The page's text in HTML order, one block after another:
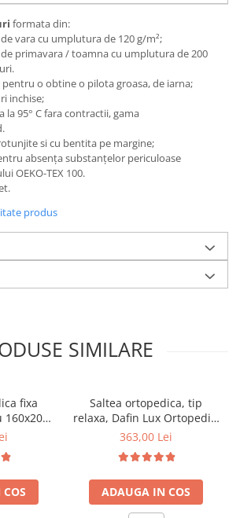
gradinita
copii
si dormitor
formata din:
vara cu umplutura de 120 g/m²;
primavara / toamna cu umplutura de 200
o obtine o pilota groasa, de iarna;
inchise;
la 95° C fara contractii, gama
si cu bentita pe margine;
absenţa substanţelor periculoase
OEKO-TEX 100.
produs
SIMILARE
fixa
lemn
Saltea ortopedica, tip
relaxa, Dafin Lux Ortopedic,
90x200x21cm, fermitate
tip Bonell, fata vara-iarna,
sistem de aerisire cu
butoni, Salt Confort
363,00 Lei
ADAUGA IN COS